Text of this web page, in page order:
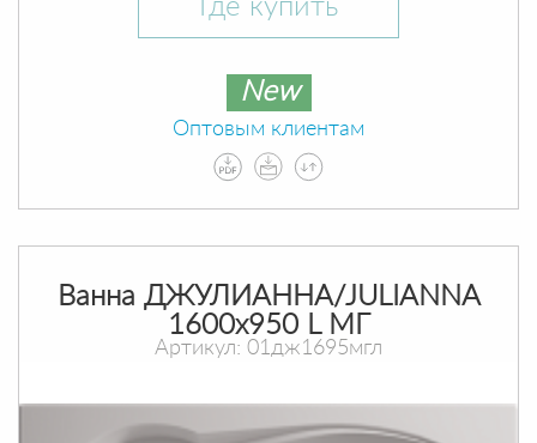
Где купить
New
Оптовым клиентам
Ванна ДЖУЛИАННА/JULIANNA
1600х950 L МГ
Артикул: 01дж1695мгл